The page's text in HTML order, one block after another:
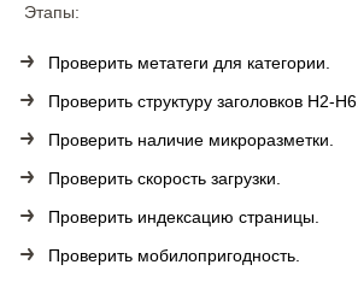
Этапы:
Проверить метатеги для категории.
Проверить структуру заголовков H2-H6.
Проверить наличие микроразметки.
Проверить скорость загрузки.
Проверить индексацию страницы.
Проверить мобилопригодность.